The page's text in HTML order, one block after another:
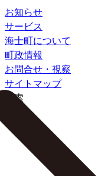
お知らせ
サービス
海士町について
町政情報
お問合せ・視察
サイトマップ
検索